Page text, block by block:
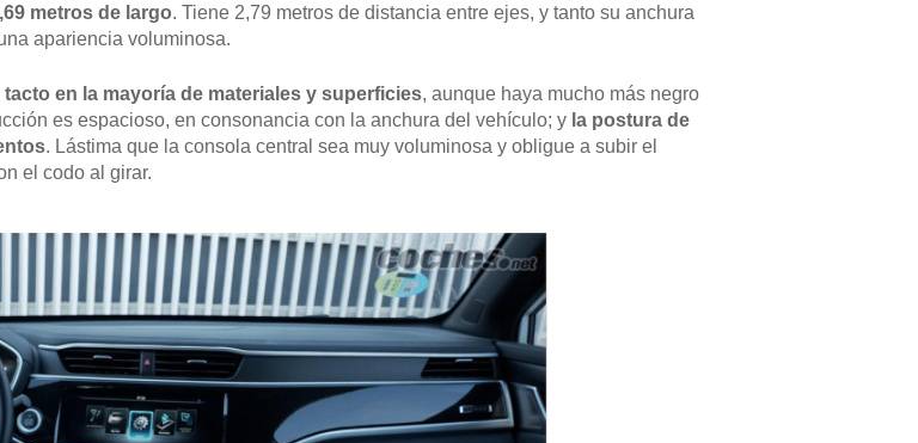
metros de largo. Tiene 2,79 metros de distancia entre ejes, y tanto su anchura
apariencia voluminosa.
en la mayoría de materiales y superficies, aunque haya mucho más negro
es espacioso, en consonancia con la anchura del vehículo; y la postura de
. Lástima que la consola central sea muy voluminosa y obligue a subir el
el codo al girar.